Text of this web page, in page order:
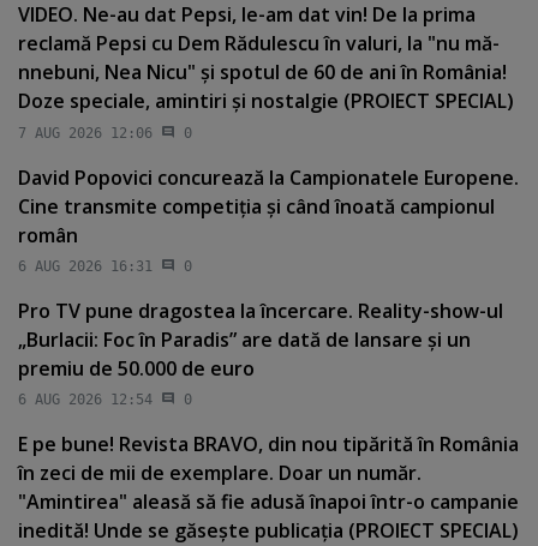
VIDEO. Ne-au dat Pepsi, le-am dat vin! De la prima
reclamă Pepsi cu Dem Rădulescu în valuri, la "nu mă-
nnebuni, Nea Nicu" şi spotul de 60 de ani în România!
Doze speciale, amintiri şi nostalgie (PROIECT SPECIAL)
7 AUG 2026 12:06 0
David Popovici concurează la Campionatele Europene.
Cine transmite competiţia şi când înoată campionul
român
6 AUG 2026 16:31 0
Pro TV pune dragostea la încercare. Reality-show-ul
„Burlacii: Foc în Paradis” are dată de lansare şi un
premiu de 50.000 de euro
6 AUG 2026 12:54 0
E pe bune! Revista BRAVO, din nou tipărită în România
în zeci de mii de exemplare. Doar un număr.
"Amintirea" aleasă să fie adusă înapoi într-o campanie
inedită! Unde se găseşte publicaţia (PROIECT SPECIAL)